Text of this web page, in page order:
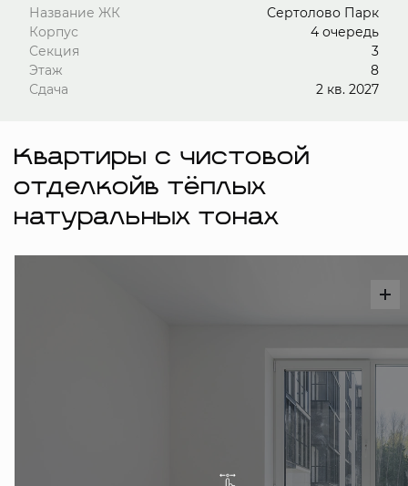
Название ЖК
Сертолово Парк
Корпус
4 очередь
Секция
3
Этаж
8
Сдача
2 кв. 2027
Квартиры с чистовой
отделкойв тёплых
натуральных тонах